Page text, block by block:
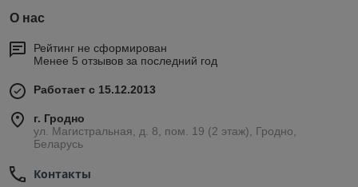
О нас
Рейтинг не сформирован
Менее 5 отзывов за последний год
Работает с 15.12.2013
г. Гродно
ул. Магистральная, д. 8, пом. 19 (2 этаж), Гродно,
Беларусь
Контакты